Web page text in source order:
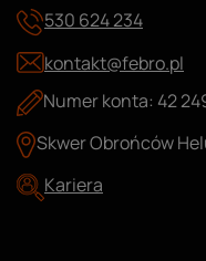
530 624 234
kontakt@febro.pl
Numer konta: 42
Skwer Obrońców
Kariera